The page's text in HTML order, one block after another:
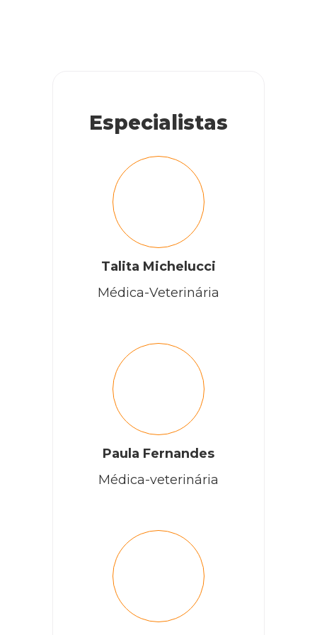
Especialistas
Talita Michelucci
Médica-Veterinária
Paula Fernandes
Médica-veterinária